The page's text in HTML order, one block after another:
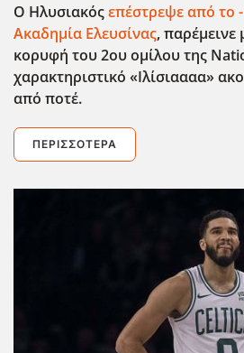
Ο Ηλυσιακόςεπέστρεψε από το
Ακαδημία Ελευσίνας,
κορυφή του 2ου ομίλου της
χαρακτηριστικό «Ιλίσιαααα»
από ποτέ.
ΠΕΡΙΣΣΌΤΕΡΑ